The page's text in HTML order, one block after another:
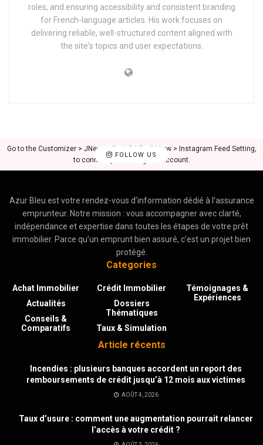
roles, and ensuring accessibility and consistent branding
for French-language articles. His work focuses on
delivering reliable, well-structured content aligned with
the site's topics and user expectations.
FOLLOW US
Go to the Customizer > JNews : Social, Like & View > Instagram Feed Setting,
to connect your Instagram account.
Azur Bleu est votre rendez-vous d’information dédié à l’assurance
emprunteur. Notre mission : vous accompagner avec clarté,
indépendance et expertise dans toutes les étapes de votre prêt
immobilier. Parce qu’un emprunt bien assuré, c’est un projet bien
protégé.
Categories
Achat Immobilier
Actualités
Conseils &
Comparatifs
Crédit Immobilier
Dossiers
Thématiques
Taux & Simulation
Témoignages &
Expériences
Article récents
Incendies : plusieurs banques accordent un report des
remboursements de crédit jusqu’à 12 mois aux victimes
AOÛT 4, 2026
Taux d’usure : comment une augmentation pourrait relancer
l’accès à votre crédit ?